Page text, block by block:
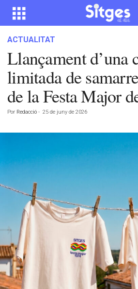
ACTUALITAT
Llançament d’una
limitada de
de la Festa Major
Por Redacció - 25 de juny de 2026